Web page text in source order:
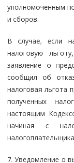
уполномоченным
и сборов.
В случае, если
налоговую
заявление о
сообщил об
налоговая льгота
полученных
настоящим
начиная с
7. Уведомление о